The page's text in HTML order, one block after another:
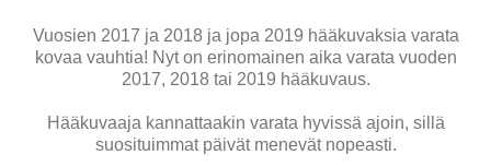
Vuosien 2017 ja 2018 ja jopa 2019 hääkuvaksia varata
kovaa vauhtia! Nyt on erinomainen aika varata vuoden
2017, 2018 tai 2019 hääkuvaus.
Hääkuvaaja kannattaakin varata hyvissä ajoin, sillä
suosituimmat päivät menevät nopeasti.